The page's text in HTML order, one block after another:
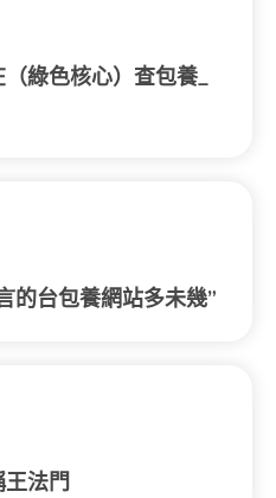
綠色核心）查包養_
的台包養網站多未幾”
法門